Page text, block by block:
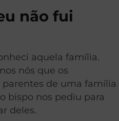
não fui
aquela família.
nós que os
de uma família
bispo nos pediu para
deles.